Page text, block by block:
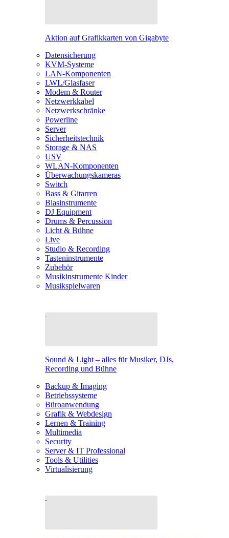
Aktion auf Grafikkarten von Gigabyte
Datensicherung
KVM-Systeme
LAN-Komponenten
LWL/Glasfaser
Modem & Router
Netzwerkkabel
Netzwerkschränke
Powerline
Server
Sicherheitstechnik
Storage & NAS
USV
WLAN-Komponenten
Überwachungskameras
Switch
Bass & Gitarren
Blasinstrumente
DJ Equipment
Drums & Percussion
Licht & Bühne
Live
Studio & Recording
Tasteninstrumente
Zubehör
Musikinstrumente Kinder
Musikspielwaren
Sound & Light – alles für Musiker, DJs,
Recording und Bühne
Backup & Imaging
Betriebssysteme
Büroanwendung
Grafik & Webdesign
Lernen & Training
Multimedia
Security
Server & IT Professional
Tools & Utilities
Virtualisierung